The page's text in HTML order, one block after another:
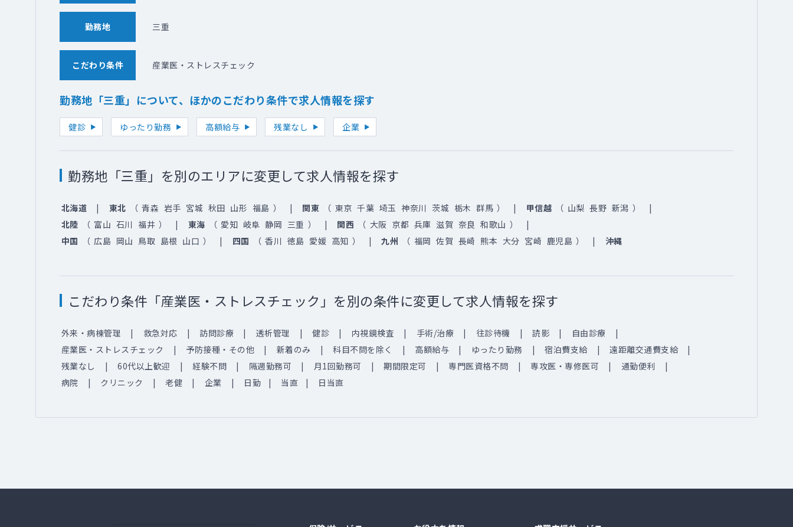
勤務地 三重
こだわり条件 産業医・ストレスチェック
勤務地「三重」について、ほかのこだわり条件で求人情報を探す
健診 ゆったり勤務 高額給与 残業なし 企業
勤務地「三重」を別のエリアに変更して求人情報を探す
北海道 東北 （ 青森 岩手 宮城 秋田 山形 福島 ） 関東 （ 東京 千葉 埼玉 神奈川 茨城 栃木 群馬 ） 甲信越 （ 山梨 長野 新潟 ）
北陸
（ 富山 石川 福井 ） 東海 （ 愛知 岐阜 静岡 三重 ） 関西 （ 大阪 京都 兵庫 滋賀 奈良 和歌山 ）
中国
（ 広島 岡山 鳥取 島根 山口 ） 四国 （ 香川 徳島 愛媛 高知 ） 九州 （ 福岡 佐賀 長崎 熊本 大分 宮崎 鹿児島 ） 沖縄
こだわり条件「産業医・ストレスチェック」を別の条件に変更して求人情報を探す
外来・病棟管理 救急対応 訪問診療 透析管理 健診 内視鏡検査 手術/治療 往診待機 読影
自由診療
産業医・ストレスチェック
予防接種・その他 新着のみ 科目不問を除く 高額給与 ゆったり勤務 宿泊費支給
遠距離交通費支給
残業なし
60代以上歓迎 経験不問 隔週勤務可 月1回勤務可 期間限定可 専門医資格不問 専攻医・専修医可
通勤便利
病院
クリニック 老健 企業 日勤 当直 日当直